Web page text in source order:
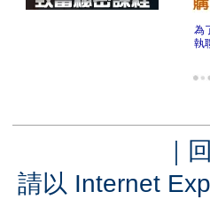
為
執
｜
請以 Internet